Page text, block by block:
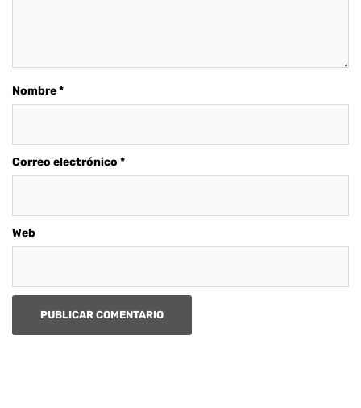
Nombre*
Correo electrónico *
Web